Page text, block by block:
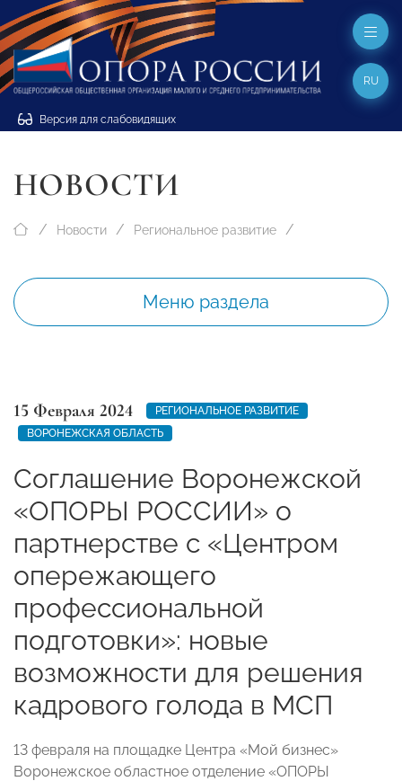
Версия для слабовидящих
RU
НОВОСТИ
Новости Региональное развитие
Меню раздела
15 Февраля 2024
РЕГИОНАЛЬНОЕ РАЗВИТИЕ
ВОРОНЕЖСКАЯ ОБЛАСТЬ
Соглашение Воронежской
«ОПОРЫ РОССИИ» о
партнерстве с «Центром
опережающего
профессиональной
подготовки»: новые
возможности для решения
кадрового голода в МСП
13 февраля на площадке Центра «Мой бизнес»
Воронежское областное отделение «ОПОРЫ